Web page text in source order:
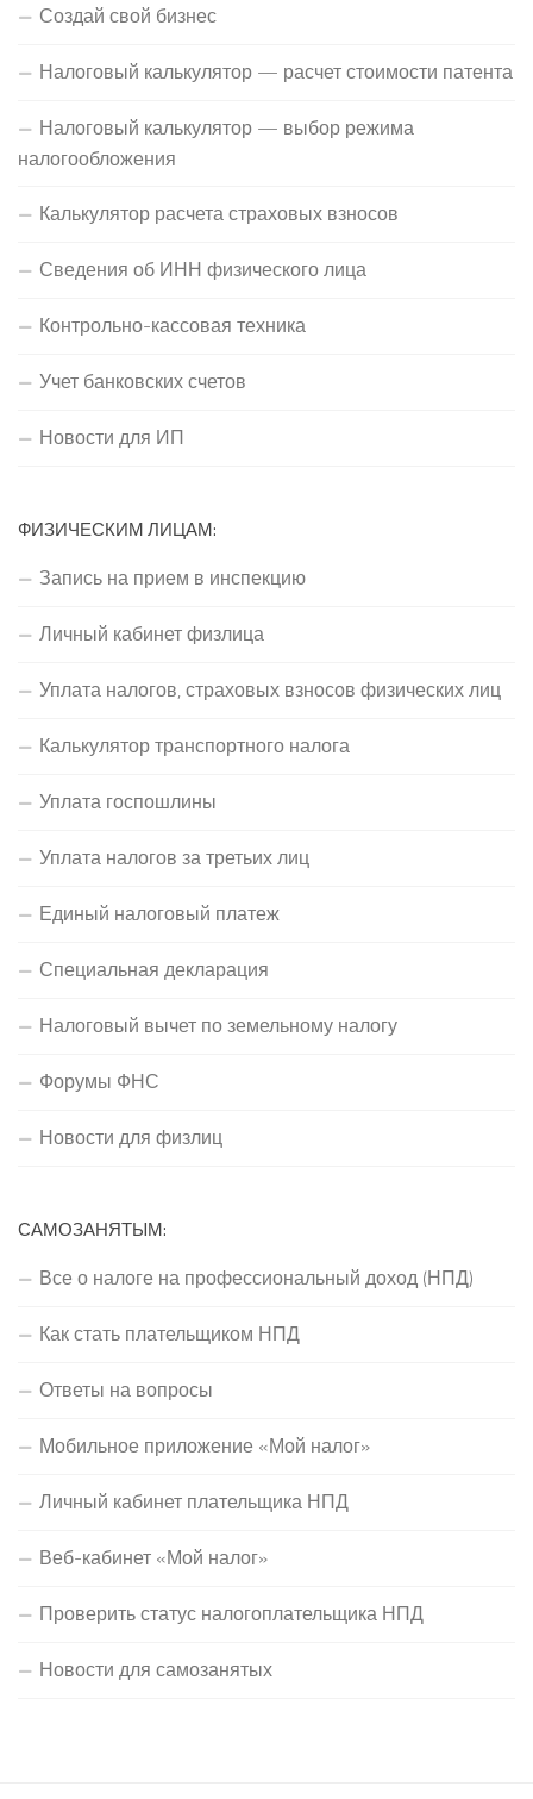
Создай свой бизнес
Налоговый калькулятор — расчет стоимости патента
Налоговый калькулятор — выбор режима
налогообложения
Калькулятор расчета страховых взносов
Сведения об ИНН физического лица
Контрольно-кассовая техника
Учет банковских счетов
Новости для ИП
ФИЗИЧЕСКИМ ЛИЦАМ:
Запись на прием в инспекцию
Личный кабинет физлица
Уплата налогов, страховых взносов физических лиц
Калькулятор транспортного налога
Уплата госпошлины
Уплата налогов за третьих лиц
Единый налоговый платеж
Специальная декларация
Налоговый вычет по земельному налогу
Форумы ФНС
Новости для физлиц
САМОЗАНЯТЫМ:
Все о налоге на профессиональный доход (НПД)
Как стать плательщиком НПД
Ответы на вопросы
Мобильное приложение «Мой налог»
Личный кабинет плательщика НПД
Веб-кабинет «Мой налог»
Проверить статус налогоплательщика НПД
Новости для самозанятых